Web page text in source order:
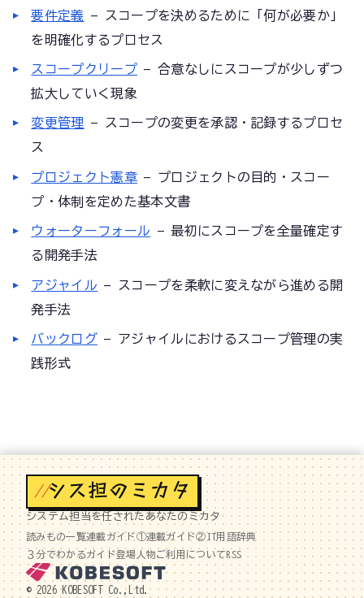
要件定義 — スコープを決めるために「何が必要か」
を明確化するプロセス
スコープクリープ— 合意なしにスコープが少しずつ
拡大していく現象
変更管理 — スコープの変更を承認・記録するプロセ
ス
プロジェクト憲章— プロジェクトの目的・スコー
プ・体制を定めた基本文書
ウォーターフォール — 最初にスコープを全量確定す
る開発手法
アジャイル — スコープを柔軟に変えながら進める開
発手法
バックログ — アジャイルにおけるスコープ管理の実
践形式
//
システム担当を任されたあなたのミカタ
読みもの一覧連載ガイド①連載ガイド②IT用語辞典
３分でわかるガイド登場人物ご利用についてRSS
© 2026 KOBESOFT Co.,Ltd.